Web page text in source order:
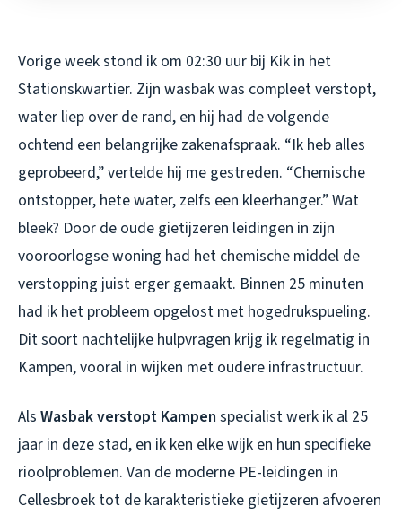
Vorige week stond ik om 02:30 uur bij Kik in het
Stationskwartier. Zijn wasbak was compleet verstopt,
water liep over de rand, en hij had de volgende
ochtend een belangrijke zakenafspraak. “Ik heb alles
geprobeerd,” vertelde hij me gestreden. “Chemische
ontstopper, hete water, zelfs een kleerhanger.” Wat
bleek? Door de oude gietijzeren leidingen in zijn
vooroorlogse woning had het chemische middel de
verstopping juist erger gemaakt. Binnen 25 minuten
had ik het probleem opgelost met hogedrukspueling.
Dit soort nachtelijke hulpvragen krijg ik regelmatig in
Kampen, vooral in wijken met oudere infrastructuur.
Als Wasbak verstopt Kampen specialist werk ik al 25
jaar in deze stad, en ik ken elke wijk en hun specifieke
rioolproblemen. Van de moderne PE-leidingen in
Cellesbroek tot de karakteristieke gietijzeren afvoeren